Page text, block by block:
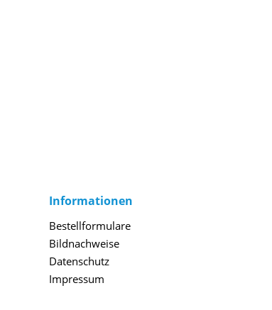
Informationen
Bestellformulare
Bildnachweise
Datenschutz
Impressum